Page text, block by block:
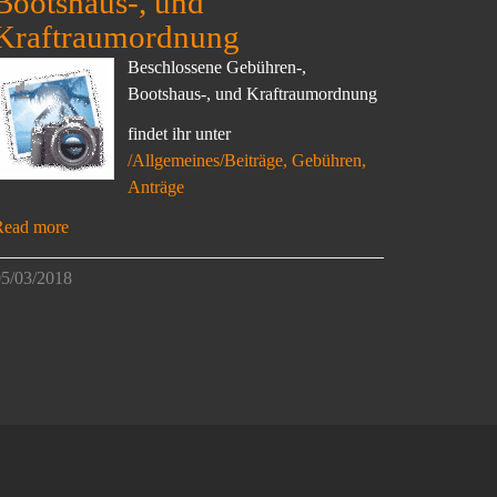
Beschlossene Gebühren-,
Bootshaus-, und Kraftraumordnung
findet ihr unter
/Allgemeines/Beiträge, Gebühren,
Anträge
more
03/2018